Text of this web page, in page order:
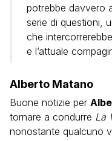
potrebbe davvero
serie di questioni,
che
e l’attuale
Alberto Matano
Buone notizie per
tornare a condurre La
nonostante qualcuno